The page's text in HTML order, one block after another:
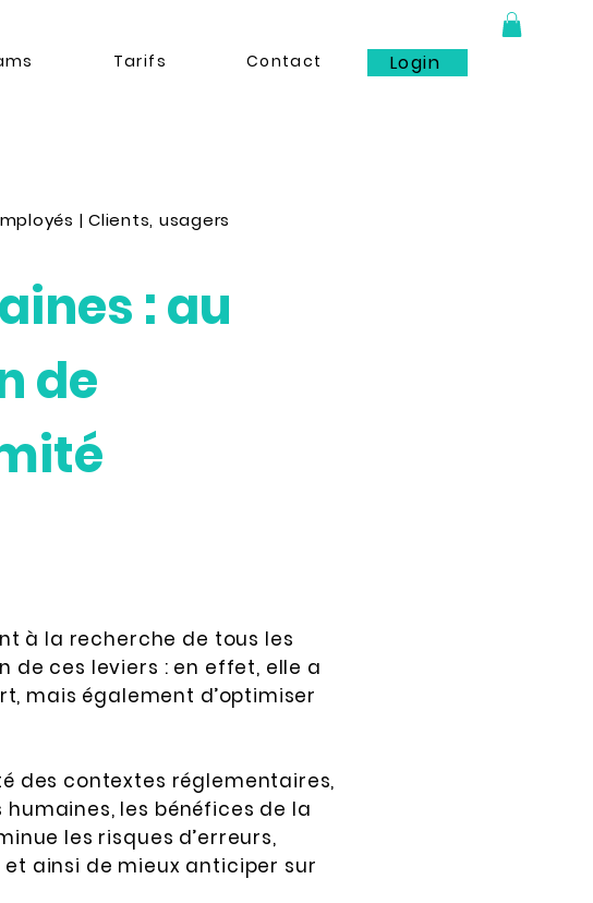
Tarifs Contact Login
| Clients, usagers
: au
de
à la recherche de tous les
de ces leviers : en effet, elle a
mais également d’optimiser
des contextes réglementaires,
les bénéfices de la
les risques d’erreurs,
ainsi de mieux anticiper sur